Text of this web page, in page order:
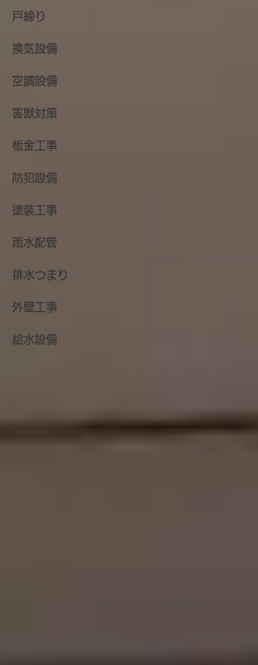
戸締り
換気設備
空調設備
害獣対策
板金工事
防犯設備
塗装工事
雨水配管
排水つまり
外壁工事
給水設備